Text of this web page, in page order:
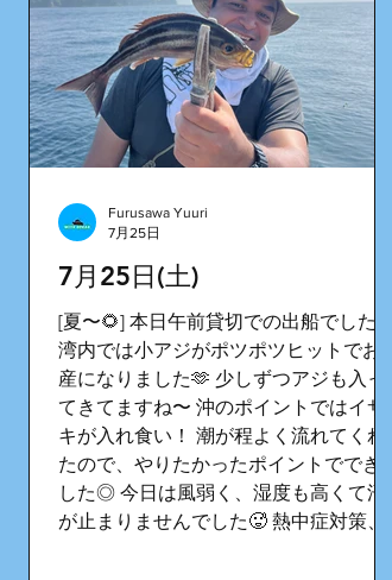
7月25日(土)
[夏〜🌻] 本日午前貸切での出船でした🛥️
湾内では小アジがポツポツヒットでお土
産になりました🫶 少しずつアジも入っ
てきてますね〜 沖のポイントではイサ
キが入れ食い！ 潮が程よく流れてくれ
たので、やりたかったポイントでできま
した◎ 今日は風弱く、湿度も高くて汗
が止まりませんでした🥵 熱中症対策、
Furusawa Yuuri
7月25日